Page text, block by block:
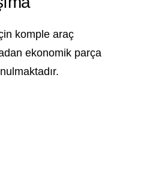
komple araç
ekonomik parça